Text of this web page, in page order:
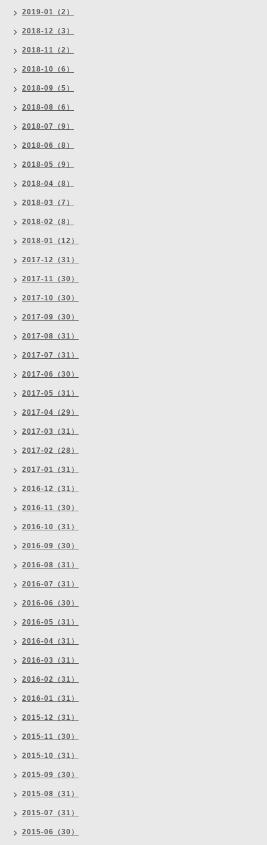
2019-01（2）
2018-12（3）
2018-11（2）
2018-10（6）
2018-09（5）
2018-08（6）
2018-07（9）
2018-06（8）
2018-05（9）
2018-04（8）
2018-03（7）
2018-02（8）
2018-01（12）
2017-12（31）
2017-11（30）
2017-10（30）
2017-09（30）
2017-08（31）
2017-07（31）
2017-06（30）
2017-05（31）
2017-04（29）
2017-03（31）
2017-02（28）
2017-01（31）
2016-12（31）
2016-11（30）
2016-10（31）
2016-09（30）
2016-08（31）
2016-07（31）
2016-06（30）
2016-05（31）
2016-04（31）
2016-03（31）
2016-02（31）
2016-01（31）
2015-12（31）
2015-11（30）
2015-10（31）
2015-09（30）
2015-08（31）
2015-07（31）
2015-06（30）